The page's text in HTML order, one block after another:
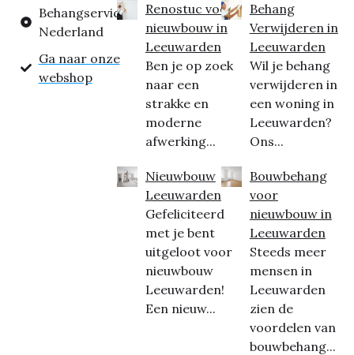
Behangservice
Nederland
Ga naar onze
webshop
Renostuc voor
nieuwbouw in
Leeuwarden
Ben je op zoek
naar een
strakke en
moderne
afwerking...
Nieuwbouw
Leeuwarden
Gefeliciteerd
met je bent
uitgeloot voor
nieuwbouw
Leeuwarden!
Een nieuw...
Behang
Verwijderen in
Leeuwarden
Wil je behang
verwijderen in
een woning in
Leeuwarden?
Ons...
Bouwbehang
voor
nieuwbouw in
Leeuwarden
Steeds meer
mensen in
Leeuwarden
zien de
voordelen van
bouwbehang...